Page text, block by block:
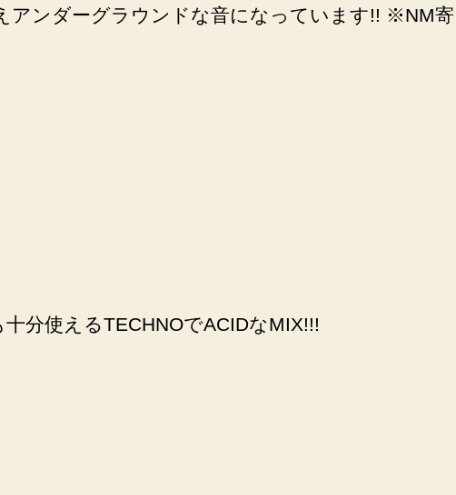
アンダーグラウンドな音になっています!! ※NM寄
分使えるTECHNOでACIDなMIX!!!